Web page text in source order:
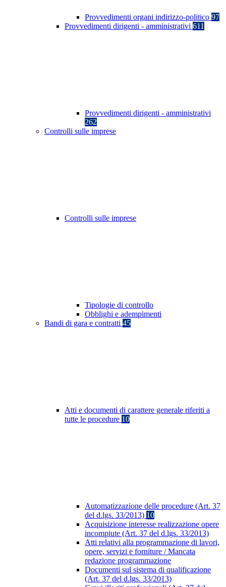
Provvedimenti organi indirizzo-politico 97
Provvedimenti dirigenti - amministrativi 611
Provvedimenti dirigenti - amministrativi
262
Controlli sulle imprese
Controlli sulle imprese
Tipologie di controllo
Obblighi e adempimenti
Bandi di gara e contratti 45
Atti e documenti di carattere generale riferiti a
tutte le procedure 10
Automatizzazione delle procedure (Art. 37
del d.lgs. 33/2013) 10
Acquisizione interesse realizzazione opere
incompiute (Art. 37 del d.lgs. 33/2013)
Atti relativi alla programmazione di lavori,
opere, servizi e forniture / Mancata
redazione programmazione
Documenti sul sistema di qualificazione
(Art. 37 del d.lgs. 33/2013)